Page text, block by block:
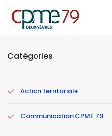
Actualités -
Catégories
Action territoriale
Communication CPME 79